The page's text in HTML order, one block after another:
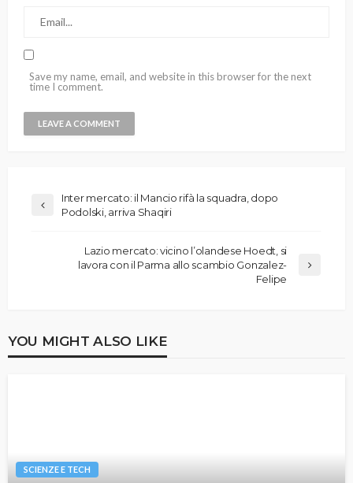
Save my name, email, and website in this browser for the next
time I comment.
Inter mercato: il Mancio rifà la squadra, dopo
Podolski, arriva Shaqiri
Lazio mercato: vicino l’olandese Hoedt, si
lavora con il Parma allo scambio Gonzalez-
Felipe
YOU MIGHT ALSO LIKE
SCIENZE E TECH